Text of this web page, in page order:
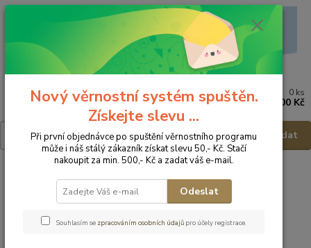
Menu
Hledat
0 ks
0,00 Kč
A5214213 - vel.28
FARE BARE Dětská obuv
A5214213 - vel.28
Nový věrnostní systém spuštěn.
Získejte slevu ...
Při první objednávce po spuštění věrnostního programu
může i náš stálý zákazník získat slevu 50,- Kč. Stačí
nakoupit za min. 500,- Kč a zadat váš e-mail.
Odeslat
Souhlasím se zpracováním osobních údajů pro účely registrace.